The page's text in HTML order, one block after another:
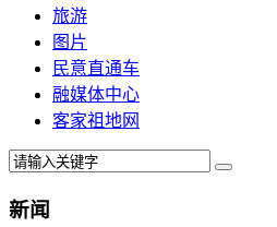
旅游
图片
民意直通车
融媒体中心
客家祖地网
新闻